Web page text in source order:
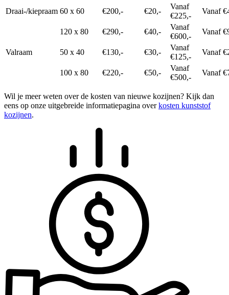
Draai-/kiepraam 60 x 60 €200,- €20,-
Vanaf
€225,-
Vanaf
120 x 80 €290,- €40,-
Vanaf
€600,-
Vanaf
Valraam 50 x 40 €130,- €30,-
Vanaf
€125,-
Vanaf
100 x 80 €220,- €50,-
Vanaf
€500,-
Vanaf
Wil je meer weten over de kosten van nieuwe kozijnen? Kijk dan
eens op onze uitgebreide informatiepagina overkosten kunststof
kozijnen.